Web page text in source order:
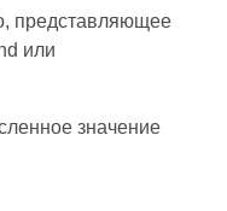
представляющее
или
значение